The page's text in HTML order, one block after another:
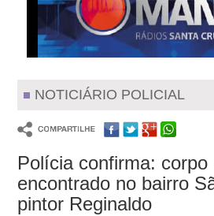
NOTICIÁRIO POLICIAL
Polícia confirma: corpo
encontrado no bairro
pintor Reginaldo